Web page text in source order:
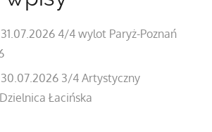
4/4 wylot Paryż-Poznań
3/4 Artystyczny
Łacińska